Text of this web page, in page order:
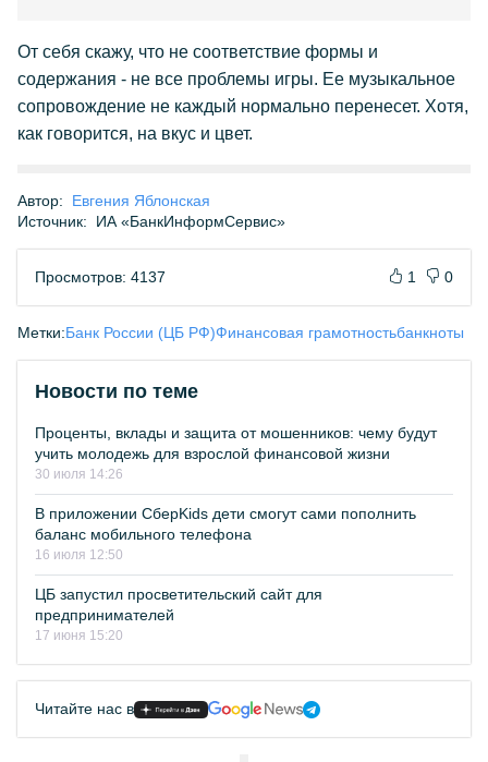
От себя скажу, что не соответствие формы и
содержания - не все проблемы игры. Ее музыкальное
сопровождение не каждый нормально перенесет. Хотя,
как говорится, на вкус и цвет.
Автор:
Евгения Яблонская
Источник:
ИА «БанкИнформСервис»
Просмотров: 4137 1 0
Метки:Банк России (ЦБ РФ)Финансовая грамотностьбанкноты
Новости по теме
Проценты, вклады и защита от мошенников: чему будут
учить молодежь для взрослой финансовой жизни
30 июля 14:26
В приложении СберKids дети смогут сами пополнить
баланс мобильного телефона
16 июля 12:50
ЦБ запустил просветительский сайт для
предпринимателей
17 июня 15:20
Читайте нас в